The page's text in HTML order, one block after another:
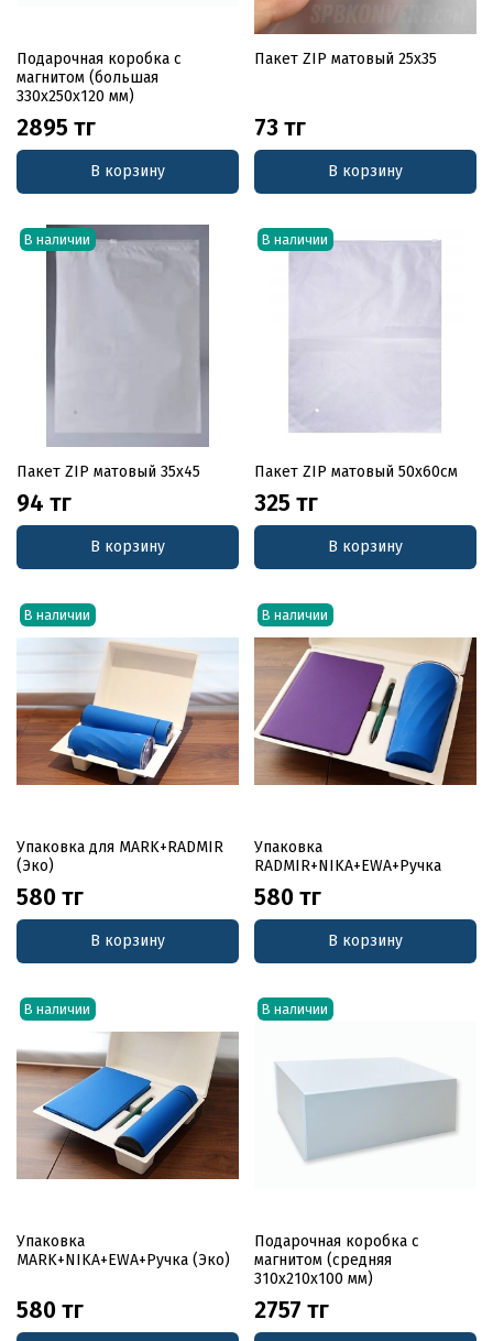
Подарочная коробка с
магнитом (большая
330x250x120 мм)
2895 тг
В корзину
Пакет ZIP матовый 25х35
73 тг
В корзину
В наличии
Пакет ZIP матовый 35х45
94 тг
В корзину
В наличии
Пакет ZIP матовый 50х60см
325 тг
В корзину
В наличии
Упаковка для MARK+RADMIR
(Эко)
580 тг
В корзину
В наличии
Упаковка
RADMIR+NIKA+EWA+Ручка
580 тг
В корзину
В наличии
Упаковка
MARK+NIKA+EWA+Ручка (Эко)
580 тг
В наличии
Подарочная коробка с
магнитом (средняя
310x210x100 мм)
2757 тг